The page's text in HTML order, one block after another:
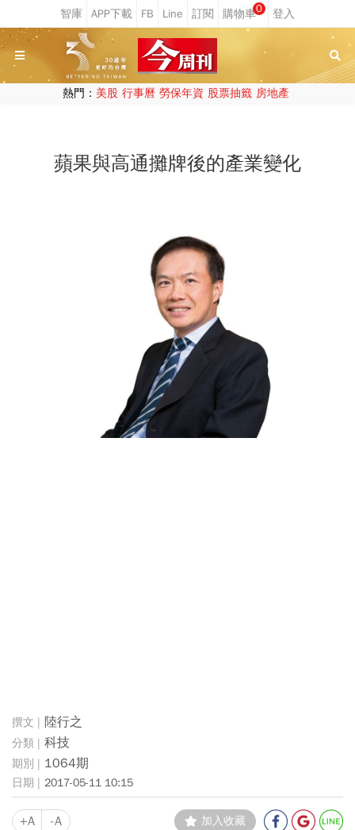
0
熱門： 美股 行事曆 勞保年資 股票抽籤 房地產
蘋果與高通攤牌後的產業變化
陸行之
科技
1064期
2017-05-11 10:15
+A -A 加入收藏